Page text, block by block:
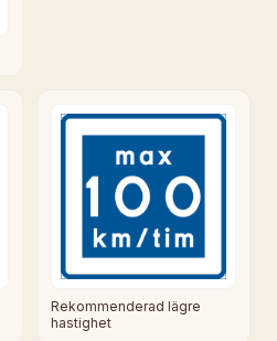
Rekommenderad lägre
hastighet